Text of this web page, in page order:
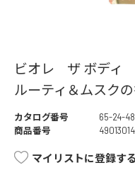
ビオレ ザ ボデ
ルーティ＆ムスク
カタログ番号
65-24-
商品番号
マイリストに登録する